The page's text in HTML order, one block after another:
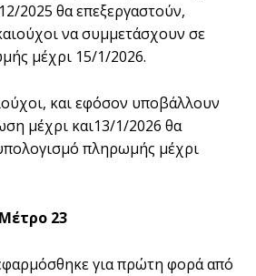
2025 θα επεξεργαστούν,
να συμμετάσχουν σε
μέχρι 15/1/2026.
και εφόσον υποβάλλουν
μέχρι και13/1/2026 θα
πληρωμής μέχρι
23
για πρώτη φορά από